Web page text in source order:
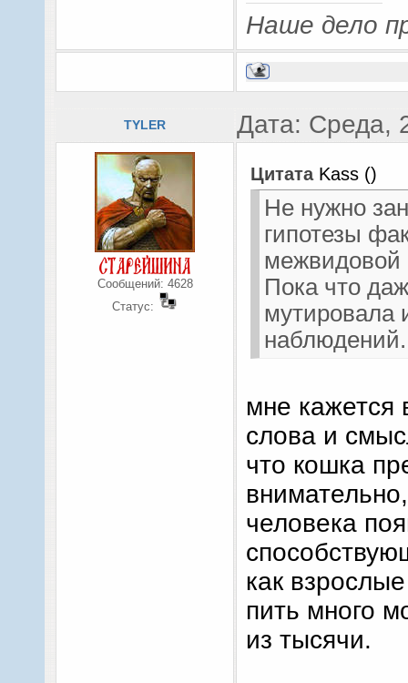
Наше дело
TYLER Дата: Среда,
Сообщений: 4628
Статус:
Цитата Kass ()
Не нужно
гипотезы
межвидовой
Пока что
мутировала
наблюдений.
мне кажется
слова и
что кошка
человека
как
пить много
из тысячи.